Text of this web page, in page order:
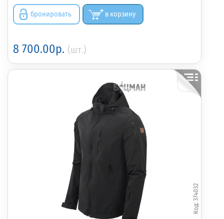
бронировать в корзину
8 700.00р. (шт.)
374032